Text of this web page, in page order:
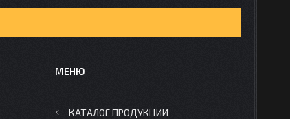
КАТАЛОГ ПРОДУКЦИИ